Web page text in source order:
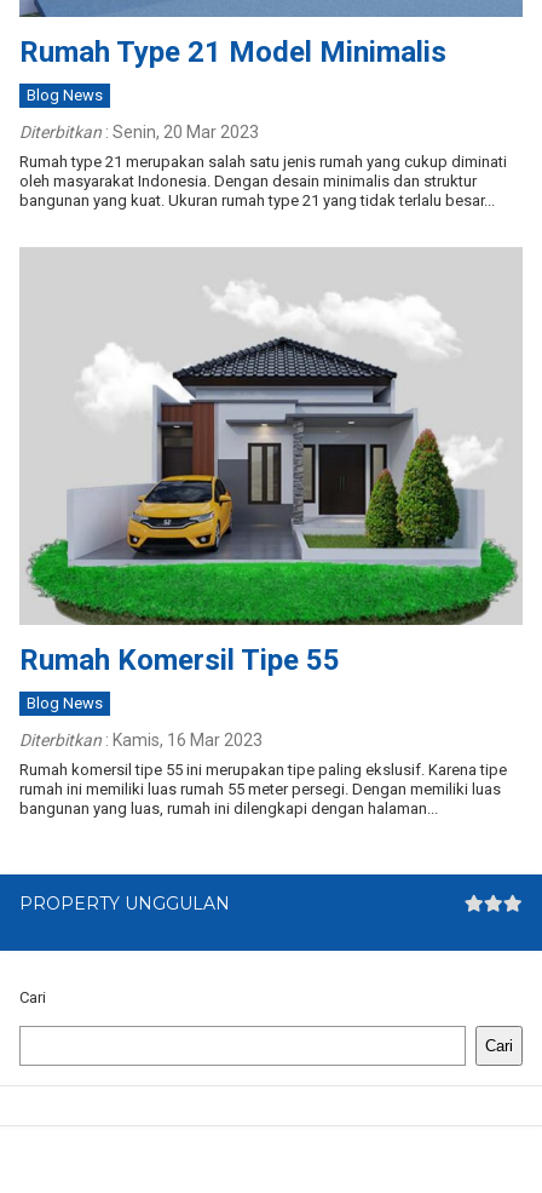
Rumah Type 21 Model Minimalis
Blog News
Diterbitkan : Senin, 20 Mar 2023
Rumah type 21 merupakan salah satu jenis rumah yang cukup diminati
oleh masyarakat Indonesia. Dengan desain minimalis dan struktur
bangunan yang kuat. Ukuran rumah type 21 yang tidak terlalu besar...
Rumah Komersil Tipe 55
Blog News
Diterbitkan : Kamis, 16 Mar 2023
Rumah komersil tipe 55 ini merupakan tipe paling ekslusif. Karena tipe
rumah ini memiliki luas rumah 55 meter persegi. Dengan memiliki luas
bangunan yang luas, rumah ini dilengkapi dengan halaman...
PROPERTY UNGGULAN
Cari
Cari